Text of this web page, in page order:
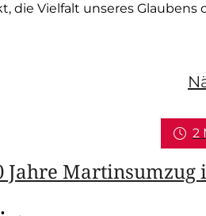
die Vielfalt unseres Glaubens
2
Jahre Martinsumzug